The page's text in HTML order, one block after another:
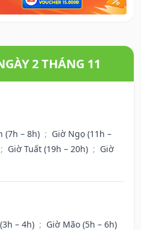
2 THÁNG 11
(7h – 8h) ; Giờ Ngọ (11h –
; Giờ Tuất (19h – 20h) ; Giờ
– 4h) ; Giờ Mão (5h – 6h)